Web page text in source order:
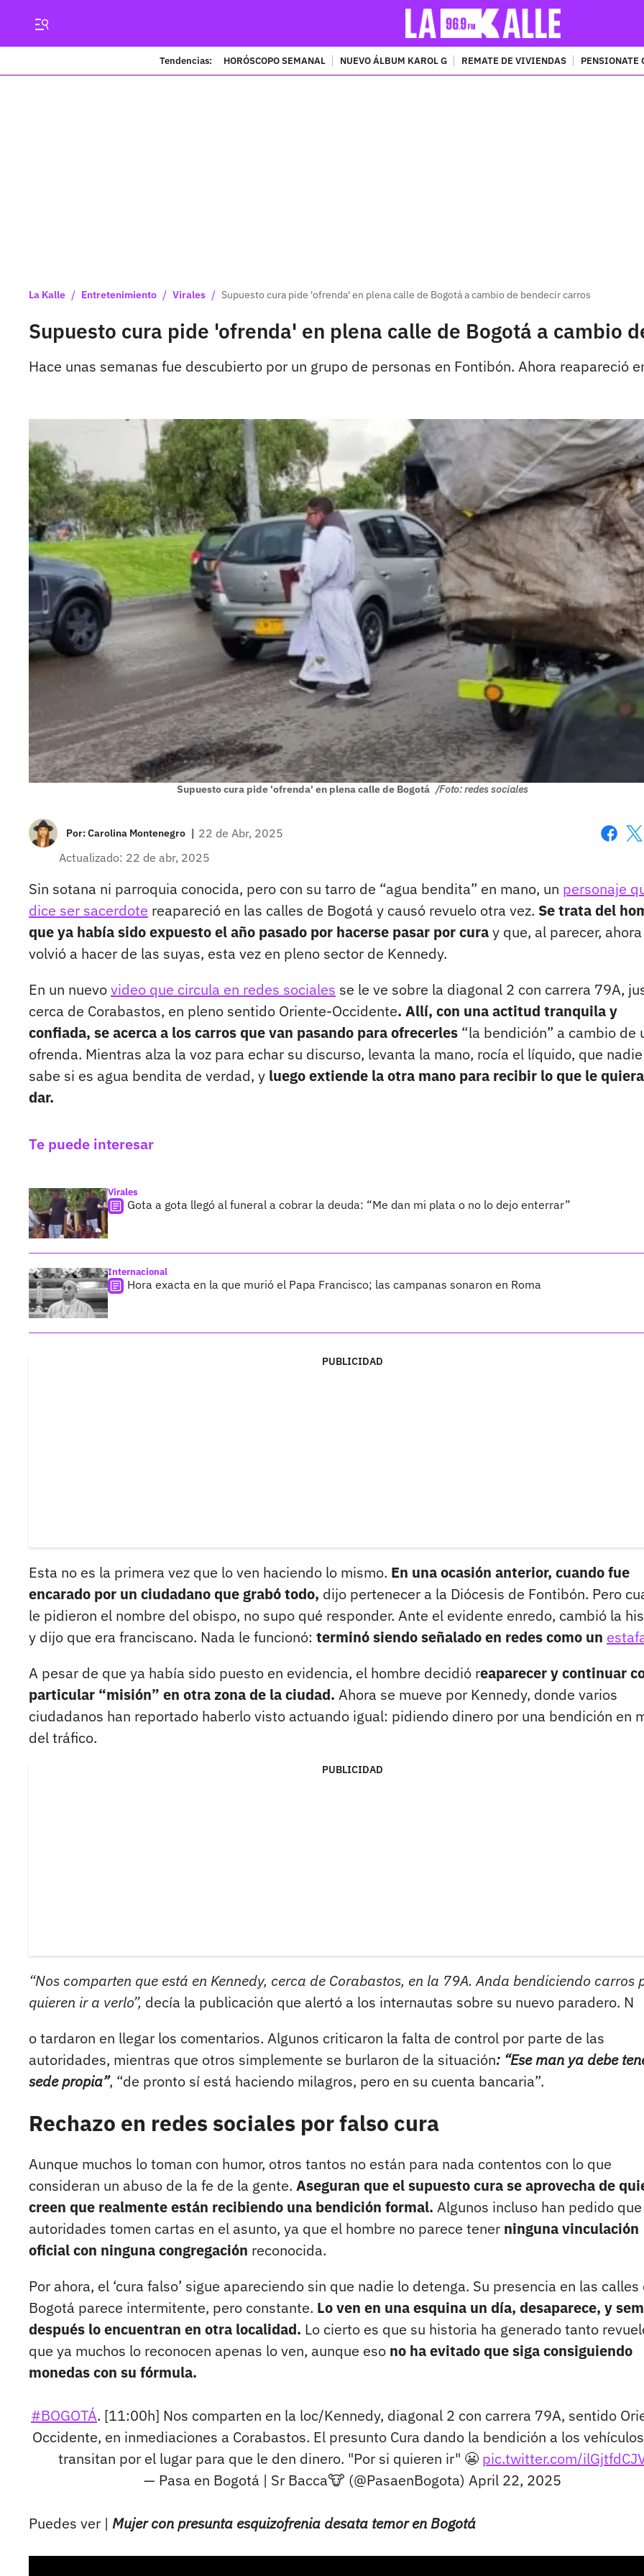
Tendencias: HORÓSCOPO SEMANAL NUEVO ÁLBUM KAROL G REMATE DE VIVIENDAS PENSIONATE
La Kalle / Entretenimiento / Virales / Supuesto cura pide 'ofrenda' en plena calle de Bogotá a cambio de bendecir carros
Supuesto cura pide 'ofrenda' en plena calle de Bogotá a cambio
Hace unas semanas fue descubierto por un grupo de personas en Fontibón. Ahora reapareció
Supuesto cura pide 'ofrenda' en plena calle de Bogotá /Foto: redes sociales
Por:Carolina Montenegro | 22 de Abr, 2025
Actualizado: 22 de abr, 2025
Sin sotana ni parroquia conocida, pero con su tarro de “agua bendita” en mano, un personaje
dice ser sacerdote reapareció en las calles de Bogotá y causó revuelo otra vez. Se trata del
que ya había sido expuesto el año pasado por hacerse pasar por curay que, al parecer, ahora
volvió a hacer de las suyas, esta vez en pleno sector de Kennedy.
En un nuevovideo que circula en redes sociales se le ve sobre la diagonal 2 con carrera 79A,
cerca de Corabastos, en pleno sentido Oriente-Occidente. Allí, con una actitud tranquila y
confiada, se acerca a los carros que van pasando para ofrecerles “la bendición” a cambio de
ofrenda. Mientras alza la voz para echar su discurso, levanta la mano, rocía el líquido, que nadie
sabe si es agua bendita de verdad, y luego extiende la otra mano para recibir lo que le
dar.
Te puede interesar
Virales
Gota a gota llegó al funeral a cobrar la deuda: “Me dan mi plata o no lo dejo enterrar”
Internacional
Hora exacta en la que murió el Papa Francisco; las campanas sonaron en Roma
PUBLICIDAD
Esta no es la primera vez que lo ven haciendo lo mismo. En una ocasión anterior, cuando fue
encarado por un ciudadano que grabó todo, dijo pertenecer a la Diócesis de Fontibón. Pero
le pidieron el nombre del obispo, no supo qué responder. Ante el evidente enredo, cambió la
y dijo que era franciscano. Nada le funcionó: terminó siendo señalado en redes como un
A pesar de que ya había sido puesto en evidencia, el hombre decidió reaparecer y continuar
particular “misión” en otra zona de la ciudad. Ahora se mueve por Kennedy, donde varios
ciudadanos han reportado haberlo visto actuando igual: pidiendo dinero por una bendición en
del tráfico.
PUBLICIDAD
“Nos comparten que está en Kennedy, cerca de Corabastos, en la 79A. Anda bendiciendo carros
quieren ir a verlo”, decía la publicación que alertó a los internautas sobre su nuevo paradero. N
o tardaron en llegar los comentarios. Algunos criticaron la falta de control por parte de las
autoridades, mientras que otros simplemente se burlaron de la situación: “Ese man ya debe
sede propia”, “de pronto sí está haciendo milagros, pero en su cuenta bancaria”.
Rechazo en redes sociales por falso cura
Aunque muchos lo toman con humor, otros tantos no están para nada contentos con lo que
consideran un abuso de la fe de la gente. Aseguran que el supuesto cura se aprovecha de
creen que realmente están recibiendo una bendición formal. Algunos incluso han pedido
autoridades tomen cartas en el asunto, ya que el hombre no parece tener ninguna vinculación
oficial con ninguna congregación reconocida.
Por ahora, el ‘cura falso’ sigue apareciendo sin que nadie lo detenga. Su presencia en las calles
Bogotá parece intermitente, pero constante. Lo ven en una esquina un día, desaparece, y
después lo encuentran en otra localidad. Lo cierto es que su historia ha generado tanto
que ya muchos lo reconocen apenas lo ven, aunque eso no ha evitado que siga consiguiendo
monedas con su fórmula.
#BOGOTÁ. [11:00h] Nos comparten en la loc/Kennedy, diagonal 2 con carrera 79A, sentido
Occidente, en inmediaciones a Corabastos. El presunto Cura dando la bendición a los
transitan por el lugar para que le den dinero. "Por si quieren ir" 😬 pic.twitter.com/
— Pasa en Bogotá | Sr Bacca🐮 (@PasaenBogota) April 22, 2025
Puedes ver | Mujer con presunta esquizofrenia desata temor en Bogotá